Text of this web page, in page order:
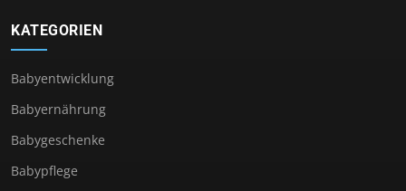
KATEGORIEN
Babyentwicklung
Babyernährung
Babygeschenke
Babypflege